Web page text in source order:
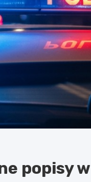
popisy w